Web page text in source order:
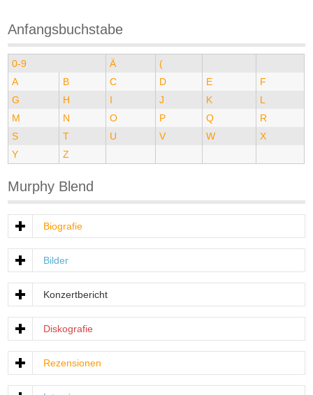
Anfangsbuchstabe
0-9 Ä
(
A
B C D E
F
G
H I J K
L
M
N O P Q
R
S
T U V W
X
Y
Z
Murphy Blend
Biografie
Bilder
Konzertbericht
Diskografie
Rezensionen